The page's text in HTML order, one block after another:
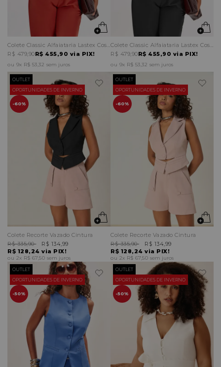
R$ 455,90 via PIX!
R$ 479,90
9x R$ 53,32 sem juros
R$ 455,90 via PIX!
R$ 479,90
9x R$ 53,32 sem juros
60%
OPORTUNIDADES DE INVERNO
OUTLET
Colete Recorte Vazado Cintura
R$ 128,24 via PIX!
R$ 335,90 R$ 134,99
2x R$ 67,50 sem juros
60%
OPORTUNIDADES DE INVERNO
OUTLET
Colete Recorte Vazado Cintura
R$ 128,24 via PIX!
R$ 335,90 R$ 134,99
2x R$ 67,50 sem juros
50%
OPORTUNIDADES DE INVERNO
OUTLET
50%
OPORTUNIDADES DE INVERNO
OUTLET